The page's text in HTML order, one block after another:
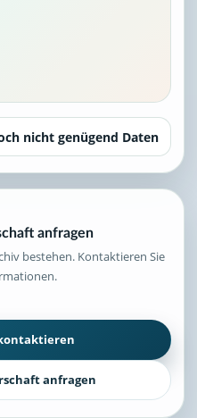
nicht genügend Daten
anfragen
bestehen. Kontaktieren Sie
anfragen